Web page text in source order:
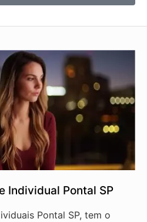
Individual Pontal SP
Pontal SP, tem o